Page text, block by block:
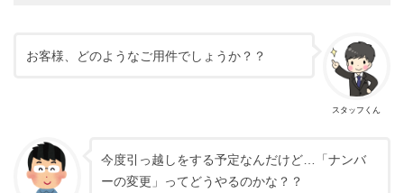
スタッフくん
お客様、どのようなご用件でしょうか？？
今度引っ越しをする予定なんだけど…「ナンバ
ーの変更」ってどうやるのかな？？